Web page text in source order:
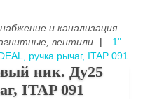
и канализация
вентили |
1"
ручка рычаг, ITAP 091
ник. Ду25
ITAP 091